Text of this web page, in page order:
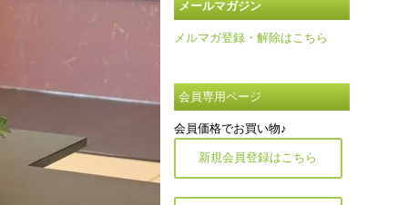
メールマガジン
メルマガ登録・解除はこちら
会員専用ページ
会員価格でお買い物♪
新規会員登録はこちら